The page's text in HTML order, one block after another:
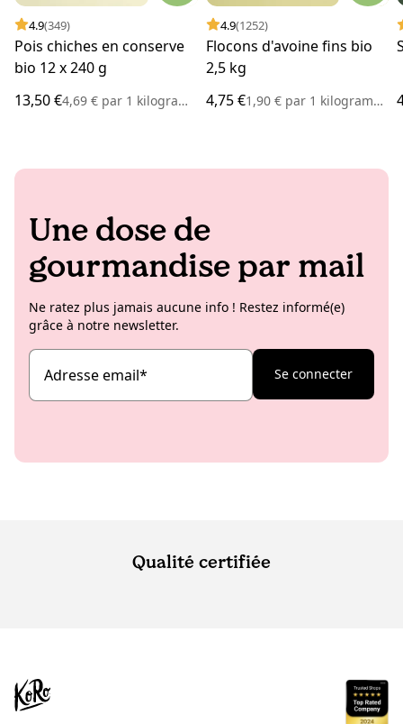
4.9(349)
Pois chiches en conserve
bio 12 x 240 g
13,50 €4,69 € par 1 kilogramme
4.9(1252)
Flocons d'avoine fins bio
2,5 kg
4,75 €1,90 € par1 kilogramme
Une dose de
gourmandise par mail
Ne ratez plus jamais aucune info ! Restez informé(e)
grâce à notre newsletter.
Adresse email* Se connecter
Qualité certifiée